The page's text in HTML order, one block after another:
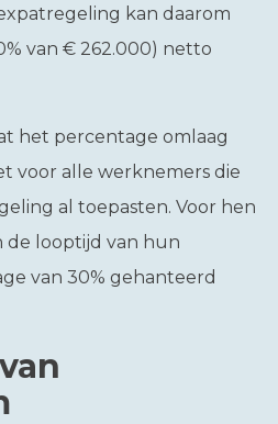
kan daarom
van € 262.000) netto
het percentage omlaag
voor alle werknemers die
al toepasten. Voor hen
de looptijd van hun
van 30% gehanteerd